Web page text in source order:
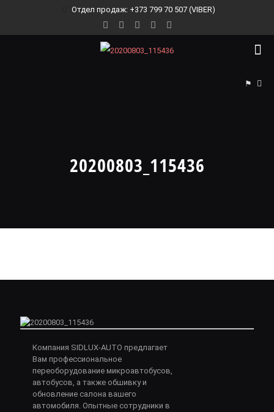
Отдел продаж: +373 799 70 507 (VIBER)
⚑
20200803_115436
Компания SIDLUX-AUTO предлагает
Вам профессиональное
переоборудование микроавтобусов,
автобусов, а также обшивку и
обновление салона вашего
автомобиля. Опытные сотрудники в